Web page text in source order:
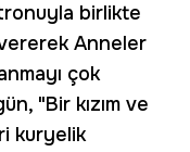
birlikte
Anneler
çok
"Bir kızım ve
kuryelik